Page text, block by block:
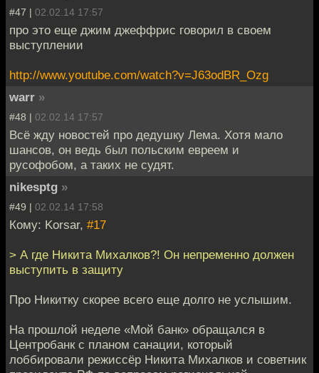
#47 | 02.02.14 17:57
про это еще джим джеффрис говорил в своем
выступлении
http://www.youtube.com/watch?v=J63odBR_Ozg
warr »
#48 | 02.02.14 17:57
Всё жду новостей про дедушку Лема. Хотя мало
шансов, он ведь был польским евреем и
русофобом, а таких не судят.
nikesptg »
#49 | 02.02.14 17:58
Кому: Korsar, #17
> А где Никита Михалков?! Он непременно должен
выступить в защиту
Про Никитку скорее всего еще долго не услышим.
На прошлой неделе «Мой банк» обращался в
Центробанк с планом санации, который
лоббировали режиссёр Никита Михалков и советник